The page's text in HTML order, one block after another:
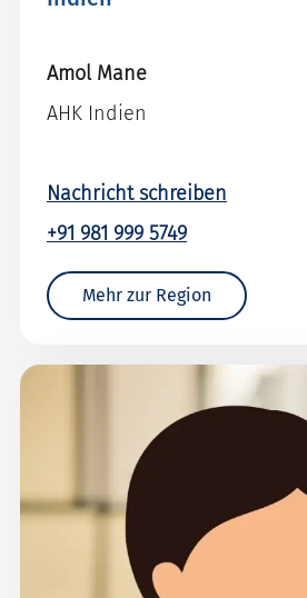
Amol Mane
AHK Indien
Nachricht schreiben
+91 981 999 5749
Mehr zur Region